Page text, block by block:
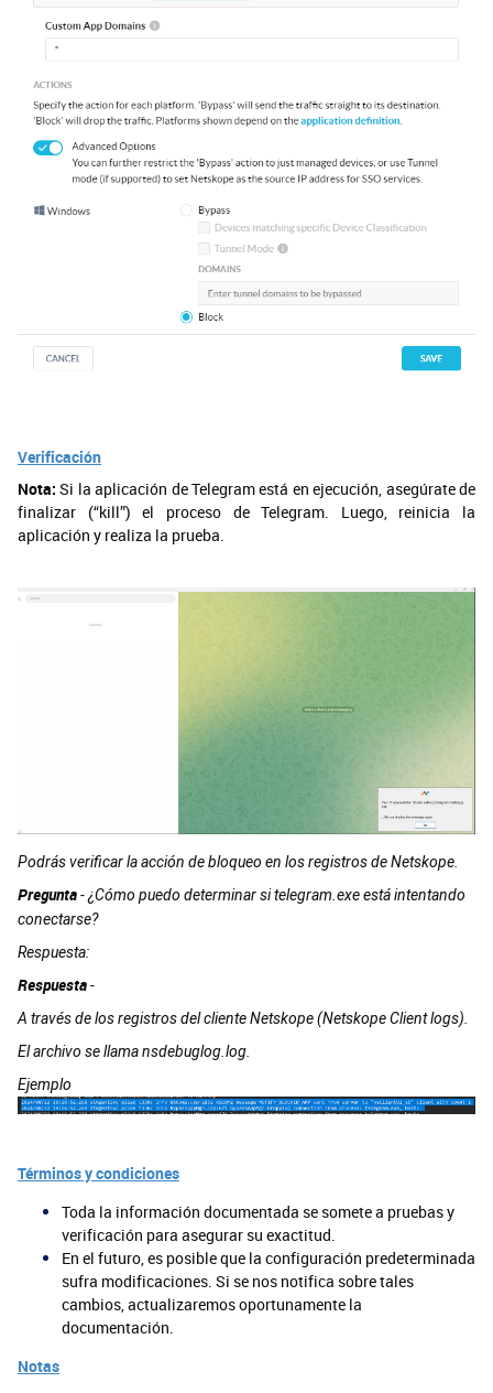
Verificación
Nota: Si la aplicación de Telegram está en ejecución, asegúrate de
finalizar (“kill”) el proceso de Telegram. Luego, reinicia la
aplicación y realiza la prueba.
Podrás verificar la acción de bloqueo en los registros de Netskope.
Pregunta-¿Cómo puedo determinar si telegram.exe está intentando
conectarse?
Respuesta:
Respuesta-
A través de los registros del cliente Netskope (Netskope Client logs).
El archivo se llama nsdebuglog.log.
Ejemplo
Términos y condiciones
Toda la información documentada se somete a pruebas y
verificación para asegurar su exactitud.
En el futuro, es posible que la configuración predeterminada
sufra modificaciones. Si se nos notifica sobre tales
cambios, actualizaremos oportunamente la
documentación.
Notas